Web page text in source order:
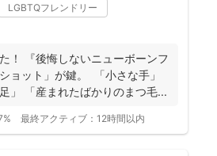
LGBTQフレンドリー
！ 『後悔しないニューボーンフ
ョット」が鍵。 「小さな手」
」 「産まれたばかりのまつ毛...
最終アクティブ： 12時間以内